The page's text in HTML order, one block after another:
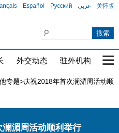
Español Русский عربي 关怀版
外交动态 驻外机构 国
专题>庆祝2018年首次澜湄周活动顺
澜湄周活动顺利举行